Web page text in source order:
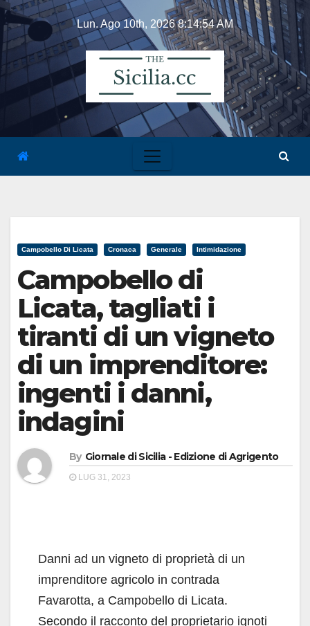
Skip
content
Lun. Ago 10th, 20268:14:55 AM
Campobello Di Licata Cronaca Generale Intimidazione
Campobello di
Licata, tagliati i
tiranti di un vigneto
di un imprenditore:
ingenti i danni,
indagini
By Giornale di Sicilia - Edizione di Agrigento
LUG 31, 2023
Danni ad un vigneto di proprietà di un
imprenditore agricolo in contrada
Favarotta, a Campobello di Licata.
Secondo il racconto del proprietario ignoti